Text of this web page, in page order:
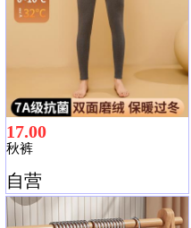
17.00
秋裤
自营